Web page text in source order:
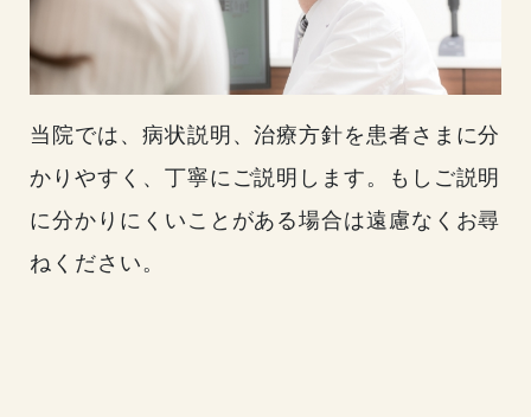
当院では、病状説明、治療方針を患者さまに分
かりやすく、丁寧にご説明します。もしご説明
に分かりにくいことがある場合は遠慮なくお尋
ねください。